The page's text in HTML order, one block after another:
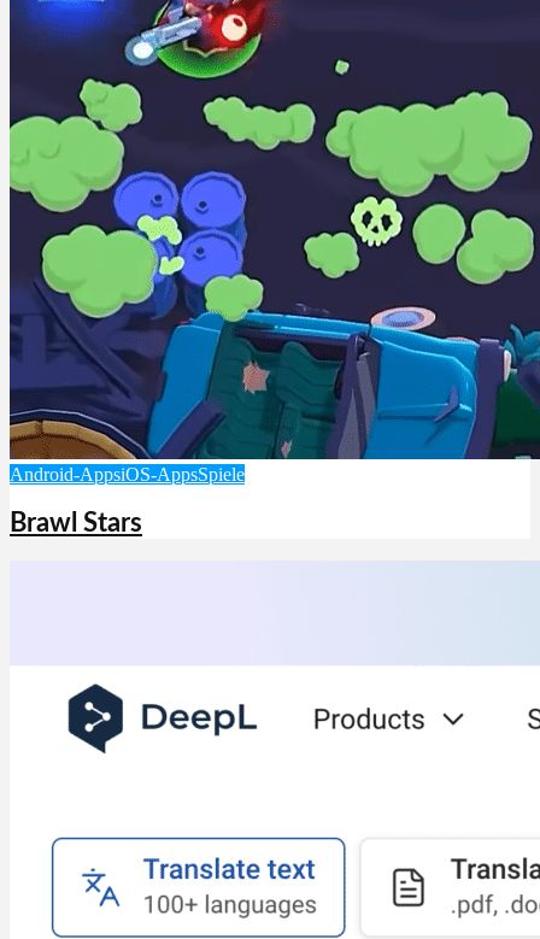
Android-AppsiOS-AppsSpiele
Brawl Stars